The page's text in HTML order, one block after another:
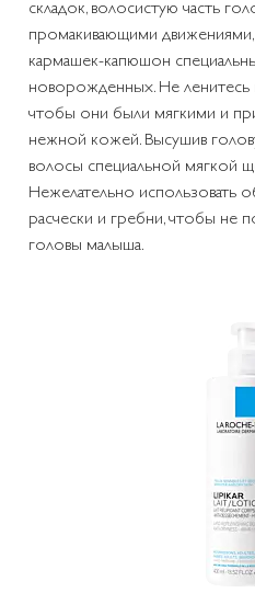
складок, волосистую часть
промакивающими
кармашек-капюшон
новорожденных. Не ленитесь
чтобы они были мягкими и
нежной кожей. Высушив
волосы специальной мягкой
Нежелательно использовать
расчески и гребни, чтобы не
головы малыша.